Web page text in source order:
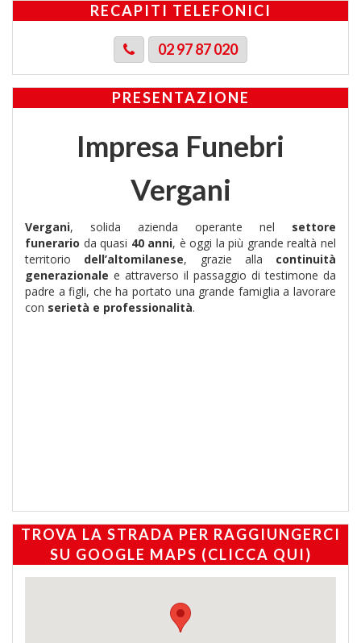
RECAPITI TELEFONICI
02 97 87 020
PRESENTAZIONE
Impresa Funebri
Vergani
Vergani, solida azienda operante nel settore
funerario da quasi 40 anni, è oggi la più grande realtà nel
territorio dell’altomilanese, grazie alla continuità
generazionale e attraverso il passaggio di testimone da
padre a figli, che ha portato una grande famiglia a lavorare
con serietà e professionalità.
TROVA LA STRADA PER RAGGIUNGERCI
SU GOOGLE MAPS (CLICCA QUI)